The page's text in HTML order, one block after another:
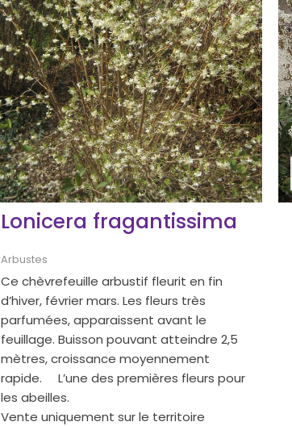
Lonicera fragantissima
Arbustes
Ce chèvrefeuille arbustif fleurit en fin
d’hiver, février mars. Les fleurs très
parfumées, apparaissent avant le
feuillage. Buisson pouvant atteindre 2,5
mètres, croissance moyennement
rapide. L’une des premières fleurs pour
les abeilles.
Vente uniquement sur le territoire